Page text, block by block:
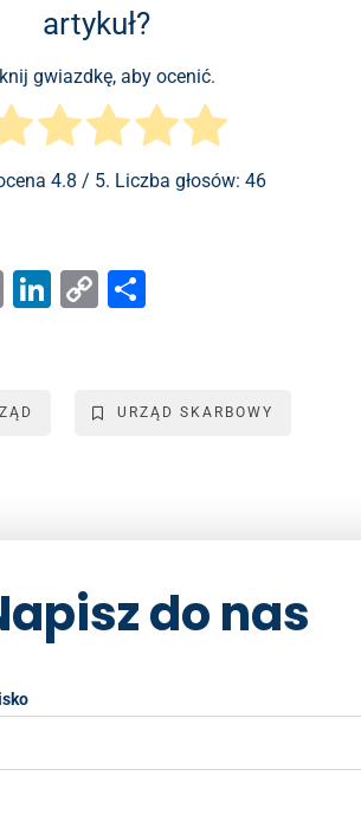
artykuł?
gwiazdkę, aby ocenić.
4.8/ 5. Liczba głosów: 46
E
l
Li
C
y
e
URZĄD SKARBOWY
do nas